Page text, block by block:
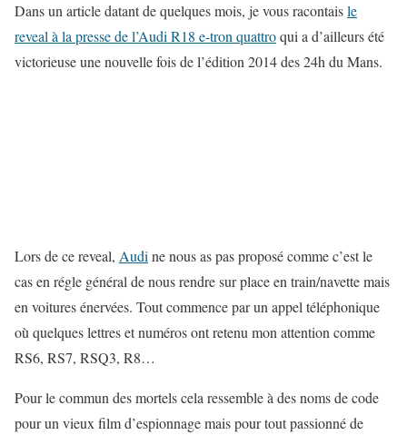
Dans un article datant de quelques mois, je vous racontaisle
reveal à la presse de l’Audi R18 e-tron quattroqui a d’ailleurs été
victorieuse une nouvelle fois de l’édition 2014 des 24h du Mans.
Lors de ce reveal, Audine nous as pas proposé comme c’est le
cas en régle général de nous rendre sur place en train/navette mais
en voitures énervées. Tout commence par un appel téléphonique
où quelques lettres et numéros ont retenu mon attention comme
RS6, RS7, RSQ3, R8…
Pour le commun des mortels cela ressemble à des noms de code
pour un vieux film d’espionnage mais pour tout passionné de